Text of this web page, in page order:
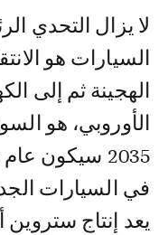
لا يزال التحدي
السيارات هو
الهجينة ثم إلى
الأوروبي، هو
2035 سيكون
في السيارات